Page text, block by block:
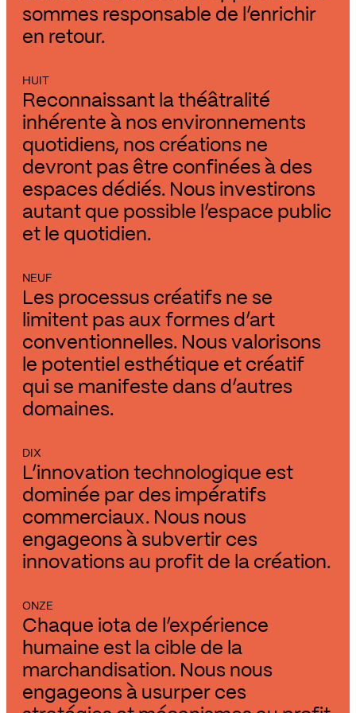
sommes responsable de l’enrichir
en retour.
HUIT
Reconnaissant la théâtralité
inhérente à nos environnements
quotidiens, nos créations ne
devront pas être confinées à des
espaces dédiés. Nous investirons
autant que possible l’espace public
et le quotidien.
NEUF
Les processus créatifs ne se
limitent pas aux formes d’art
conventionnelles. Nous valorisons
le potentiel esthétique et créatif
qui se manifeste dans d’autres
domaines.
DIX
L’innovation technologique est
dominée par des impératifs
commerciaux. Nous nous
engageons à subvertir ces
innovations au profit de la création.
ONZE
Chaque iota de l’expérience
humaine est la cible de la
marchandisation. Nous nous
engageons à usurper ces